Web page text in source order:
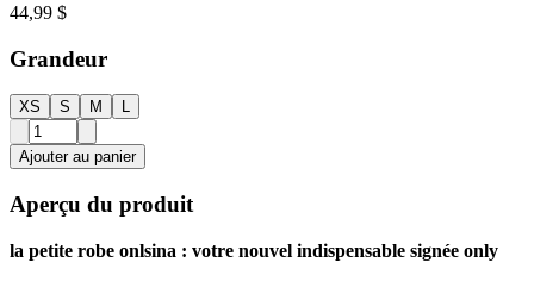
44,99 $
Grandeur
XS S M L
Ajouter au panier
Aperçu du produit
la petite robe onlsina : votre nouvel indispensable signée only